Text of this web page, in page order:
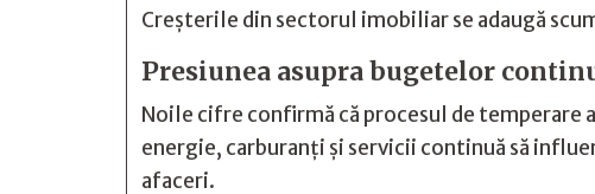
Creșterile din sectorul imobiliar se adaugă
Presiunea asupra bugetelor
Noile cifre confirmă că procesul de
energie, carburanți și servicii continuă să
afaceri.